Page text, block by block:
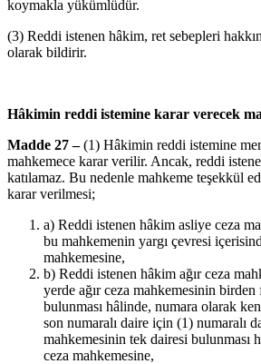
koymakla yükümlüdür.
(3) Reddi istenen hâkim, ret sebepleri
olarak bildirir.
Hâkimin reddi istemine karar verecek
Madde 27 –(1) Hâkimin reddi istemine
mahkemece karar verilir. Ancak, reddi
katılamaz. Bu nedenle mahkeme teşekkül
karar verilmesi;
a) Reddi istenen hâkim asliye ceza
bu mahkemenin yargı çevresi
mahkemesine,
b) Reddi istenen hâkim ağır ceza
yerde ağır ceza mahkemesinin
bulunması hâlinde, numara olarak
son numaralı daire için (1) numaralı
mahkemesinin tek dairesi bulunması
ceza mahkemesine,